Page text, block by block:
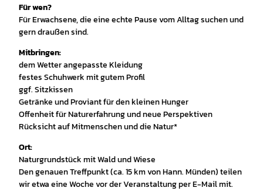
Für wen?
Für Erwachsene, die eine echte Pause vom Alltag suchen und
gern draußen sind.
Mitbringen:
dem Wetter angepasste Kleidung
festes Schuhwerk mit gutem Profil
ggf. Sitzkissen
Getränke und Proviant für den kleinen Hunger
Offenheit für Naturerfahrung und neue Perspektiven
Rücksicht auf Mitmenschen und die Natur*
Ort:
Naturgrundstück mit Wald und Wiese
Den genauen Treffpunkt (ca. 15 km von Hann. Münden) teilen
wir etwa eine Woche vor der Veranstaltung per E-Mail mit.